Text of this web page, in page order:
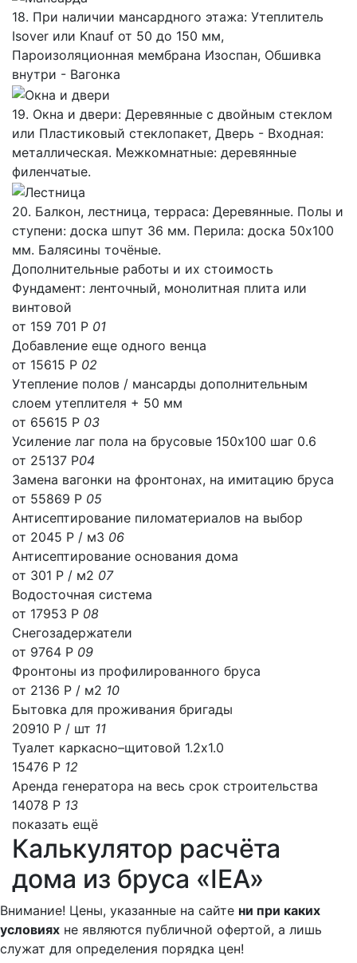
18. При наличии мансардного этажа: Утеплитель
Isover или Knauf от 50 до 150 мм,
Пароизоляционная мембрана Изоспан, Обшивка
внутри - Вагонка
19. Окна и двери: Деревянные с двойным стеклом
или Пластиковый стеклопакет, Дверь - Входная:
металлическая. Межкомнатные: деревянные
филенчатые.
20. Балкон, лестница, терраса: Деревянные. Полы и
ступени: доска шпут 36 мм. Перила: доска 50х100
мм. Балясины точёные.
Дополнительные работы и их стоимость
Фундамент: ленточный, монолитная плита или
винтовой
от 159 701 Р 01
Добавление еще одного венца
от 15615 Р 02
Утепление полов / мансарды дополнительным
слоем утеплителя + 50 мм
от 65615 Р 03
Усиление лаг пола на брусовые 150х100 шаг 0.6
от 25137 Р04
Замена вагонки на фронтонах, на имитацию бруса
от 55869 Р 05
Антисептирование пиломатериалов на выбор
от 2045 Р / м3 06
Антисептирование основания дома
от 301 Р / м2 07
Водосточная система
от 17953 Р 08
Снегозадержатели
от 9764 Р 09
Фронтоны из профилированного бруса
от 2136 Р / м2 10
Бытовка для проживания бригады
20910 Р / шт 11
Туалет каркасно–щитовой 1.2х1.0
15476 Р 12
Аренда генератора на весь срок строительства
14078 Р 13
показать ещё
Калькулятор расчёта
дома из бруса «IEA»
Внимание! Цены, указанные на сайте ни при каких
условиях не являются публичной офертой, а лишь
служат для определения порядка цен!